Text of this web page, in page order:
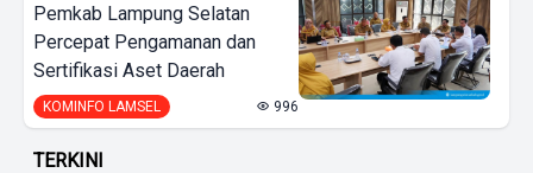
Pemkab Lampung Selatan
Percepat Pengamanan dan
Sertifikasi Aset Daerah
KOMINFO LAMSEL 996
TERKINI